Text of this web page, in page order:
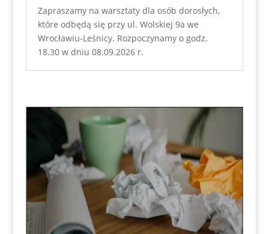
Zapraszamy na warsztaty dla osób dorosłych,
które odbędą się przy ul. Wolskiej 9a we
Wrocławiu-Leśnicy. Rozpoczynamy o godz.
18.30 w dniu 08.09.2026 r.